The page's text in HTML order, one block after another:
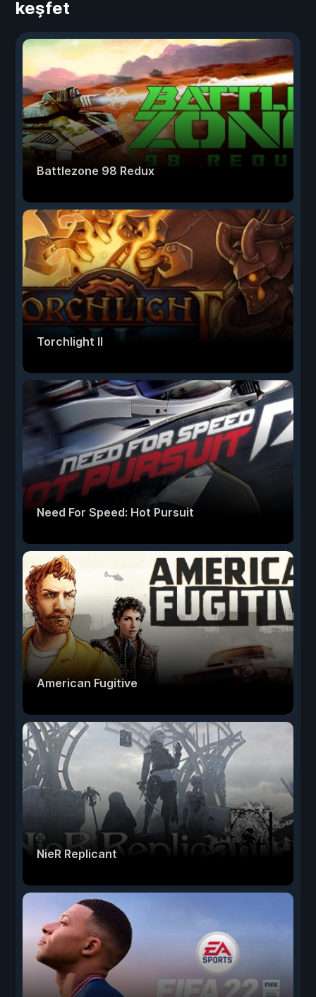
keşfet
Battlezone 98 Redux
Torchlight II
Need For Speed: Hot Pursuit
American Fugitive
NieR Replicant